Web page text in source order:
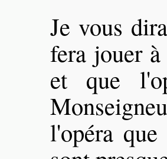
Je vous
fera jouer
et que
l'opéra